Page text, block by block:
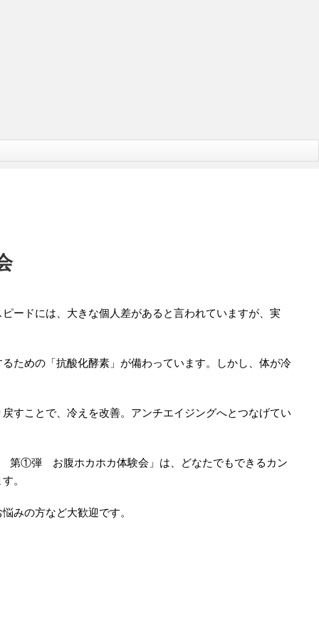
ードには、大きな個人差があると言われていますが、実
ための「抗酸化酵素」が備わっています。しかし、体が冷
すことで、冷えを改善。アンチエイジングへとつなげてい
第①弾 お腹ホカホカ体験会」は、どなたでもできるカン
。
みの方など大歓迎です。